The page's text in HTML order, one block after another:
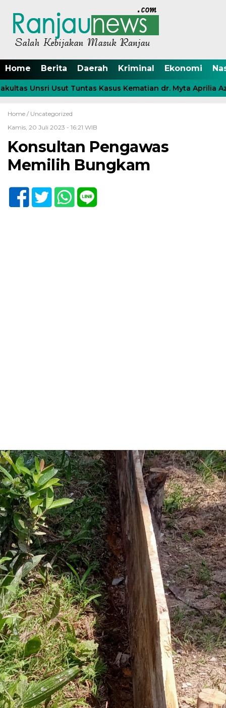
Home Berita Daerah Kriminal Ekonomi
Unsri Usut Tuntas Kasus Kematian dr. Myta Aprilia
Home / Uncategorized
Kamis, 20 Juli 2023 - 16:21 WIB
Konsultan Pengawas
Memilih Bungkam